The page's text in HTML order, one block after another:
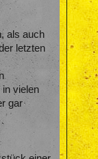
als auch
letzten
in vielen
gar